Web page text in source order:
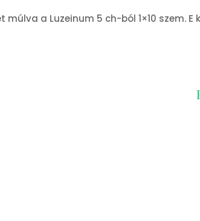
a Luzeinum 5 ch-ból 1×10 szem.